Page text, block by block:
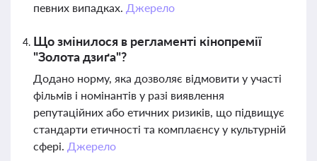
певних випадках. Джерело
Що змінилося в регламенті кінопремії
"Золота дзиґа"?
Додано норму, яка дозволяє відмовити у участі
фільмів і номінантів у разі виявлення
репутаційних або етичних ризиків, що підвищує
стандарти етичності та комплаєнсу у культурній
сфері. Джерело